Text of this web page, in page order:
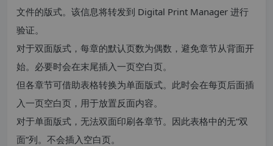
文件的版式。该信息将转发到 Digital Print Manager 进行
验证。
对于双面版式，每章的默认页数为偶数，避免章节从背面开
始。必要时会在末尾插入一页空白页。
但各章节可借助表格转换为单面版式。此时会在每页后面插
入一页空白页，用于放置反面内容。
对于单面版式，无法双面印刷各章节。因此表格中的无“双
面”列。不会插入空白页。